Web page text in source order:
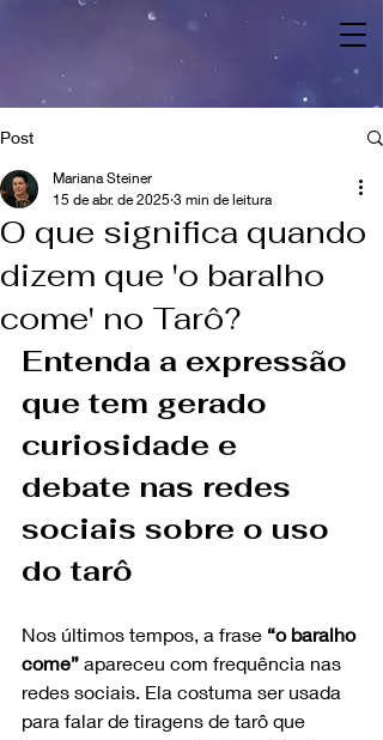
Post
O que significa quando
dizem que 'o baralho
come' no Tarô?
Mariana Steiner
15 de abr. de 2025 3 min de leitura
Entenda a expressão
que tem gerado
curiosidade e
debate nas redes
sociais sobre o uso
do tarô
Nos últimos tempos, a frase “o baralho
come” apareceu com frequência nas
redes sociais. Ela costuma ser usada
para falar de tiragens de tarô que